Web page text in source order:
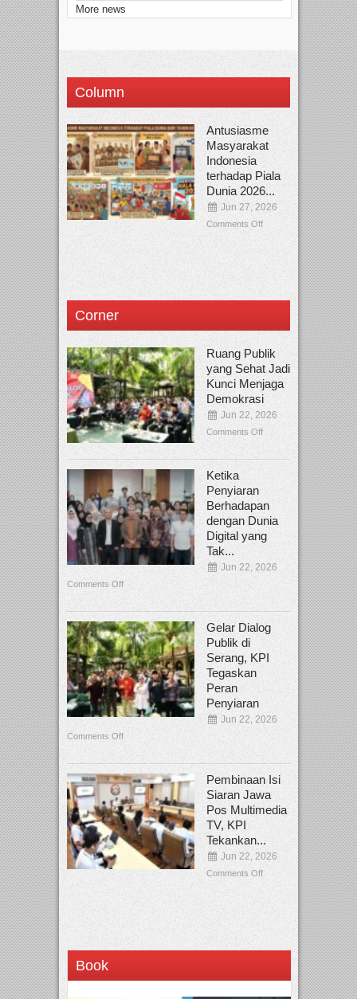
More news
Column
Antusiasme
Masyarakat
Indonesia
terhadap Piala
Dunia 2026...
Jun 27, 2026
Comments Off
Corner
Ruang Publik
yang Sehat Jadi
Kunci Menjaga
Demokrasi
Jun 22, 2026
Comments Off
Ketika
Penyiaran
Berhadapan
dengan Dunia
Digital yang
Tak...
Jun 22, 2026
Comments Off
Gelar Dialog
Publik di
Serang, KPI
Tegaskan
Peran
Penyiaran
Jun 22, 2026
Comments Off
Pembinaan Isi
Siaran Jawa
Pos Multimedia
TV, KPI
Tekankan...
Jun 22, 2026
Comments Off
Book